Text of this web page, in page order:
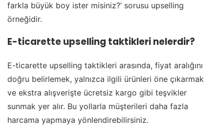
farkla büyük boy ister misiniz?’ sorusu upselling
örneğidir.
E-ticarette upselling taktikleri nelerdir?
E-ticarette upselling taktikleri arasında, fiyat aralığını
doğru belirlemek, yalnızca ilgili ürünleri öne çıkarmak
ve ekstra alışverişte ücretsiz kargo gibi teşvikler
sunmak yer alır. Bu yollarla müşterileri daha fazla
harcama yapmaya yönlendirebilirsiniz.